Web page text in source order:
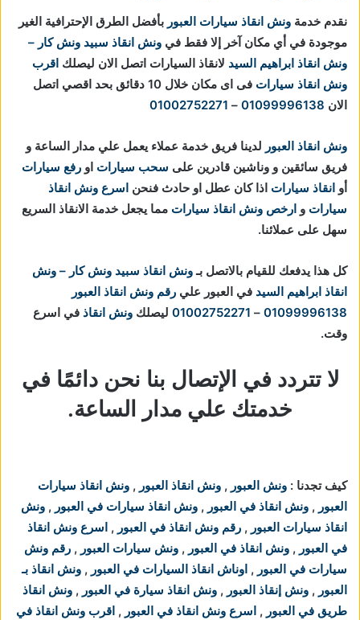
نقدم خدمة ونش انقاذ سيارات العبور بأفضل الطرق الإحترافية الغير
موجودة في أي مكان آخر إلا فقط في ونش انقاذ سبيد ونش كار –
ونش انقاذ ابراهيم السيد لانقاذ السيارات اتصل الان ليصلك اقرب
ونش انقاذ سيارات
فى اى مكان خلال 10 دقائق بحد اقصي اتصل
الان 01099996138
–
01002752271
ونش انقاذ العبور لدينا فريق خدمة عملاء يعمل علي مدار الساعة و
فريق سائقين و وناشين قادرين على سحب سيارات او رفع سيارات
أو انقاذ سيارات اذا كان عطل او حادث فنحن اسرع ونش انقاذ
سيارات و ارخص ونش انقاذ سيارات مما يجعل خدمة الانقاذ السريع
سهل على عملائنا.
كل هذا يدفعك للقيام بالاتصل بـونش انقاذ سبيد ونش كار – ونش
انقاذ ابراهيم السيد في العبور علي رقم ونش انقاذ العبور
01099996138
–
01002752271 ليصلك ونش انقاذ في اسرع
وقت.
لا تتردد في الإتصال بنا نحن دائمًا في
خدمتك علي مدار الساعة.
كيف تجدنا : ونش العبور , ونش انقاذ العبور , ونش انقاذ سيارات
العبور , ونش انقاذ في العبور , ونش انقاذ سيارات في العبور , ونش
انقاذ سيارات العبور , رقم ونش انقاذ في العبور , اسرع ونش انقاذ
في العبور , ونش انقاذ في العبور , ونش سيارات العبور , رقم ونش
سيارات في العبور , اوناش انقاذ السيارات في العبور , ونش انقاذ بـ
العبور , ونش إنقاذ العبور , ونش انقاذ سيارة في العبور , ونش انقاذ
طريق في العبور , اسرع ونش انقاذ في العبور , اقرب ونش انقاذ في